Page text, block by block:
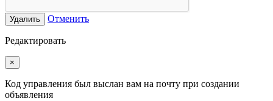
Удалить Отменить
Редактировать
×
Код управления был выслан вам на почту при создании
объявления